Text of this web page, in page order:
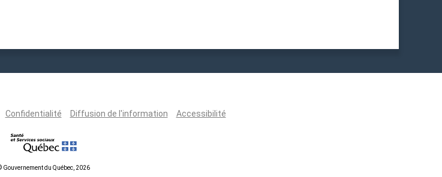
Confidentialité Diffusion de l'information Accessibilité
Gouvernement du Québec, 2026